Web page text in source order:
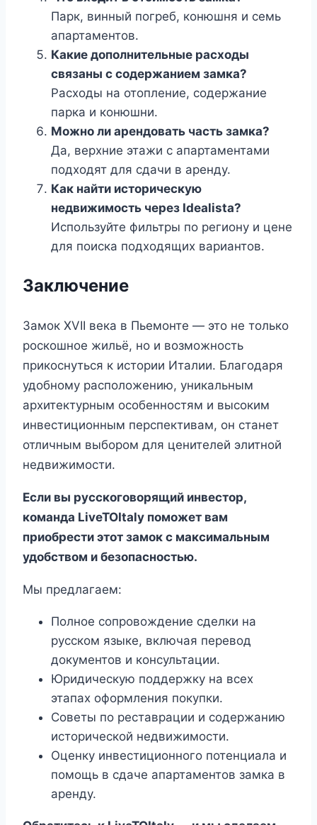
Парк, винный погреб, конюшня и семь
апартаментов.
Какие дополнительные расходы
связаны с содержанием замка?
Расходы на отопление, содержание
парка и конюшни.
Можно ли арендовать часть замка?
Да, верхние этажи с апартаментами
подходят для сдачи в аренду.
Как найти историческую
недвижимость через Idealista?
Используйте фильтры по региону и цене
для поиска подходящих вариантов.
Заключение
Замок XVII века в Пьемонте — это не только
роскошное жильё, но и возможность
прикоснуться к истории Италии. Благодаря
удобному расположению, уникальным
архитектурным особенностям и высоким
инвестиционным перспективам, он станет
отличным выбором для ценителей элитной
недвижимости.
Если вы русскоговорящий инвестор,
команда LiveTOItaly поможет вам
приобрести этот замок с максимальным
удобством и безопасностью.
Мы предлагаем:
Полное сопровождение сделки на
русском языке, включая перевод
документов и консультации.
Юридическую поддержку на всех
этапах оформления покупки.
Советы по реставрации и содержанию
исторической недвижимости.
Оценку инвестиционного потенциала и
помощь в сдаче апартаментов замка в
аренду.